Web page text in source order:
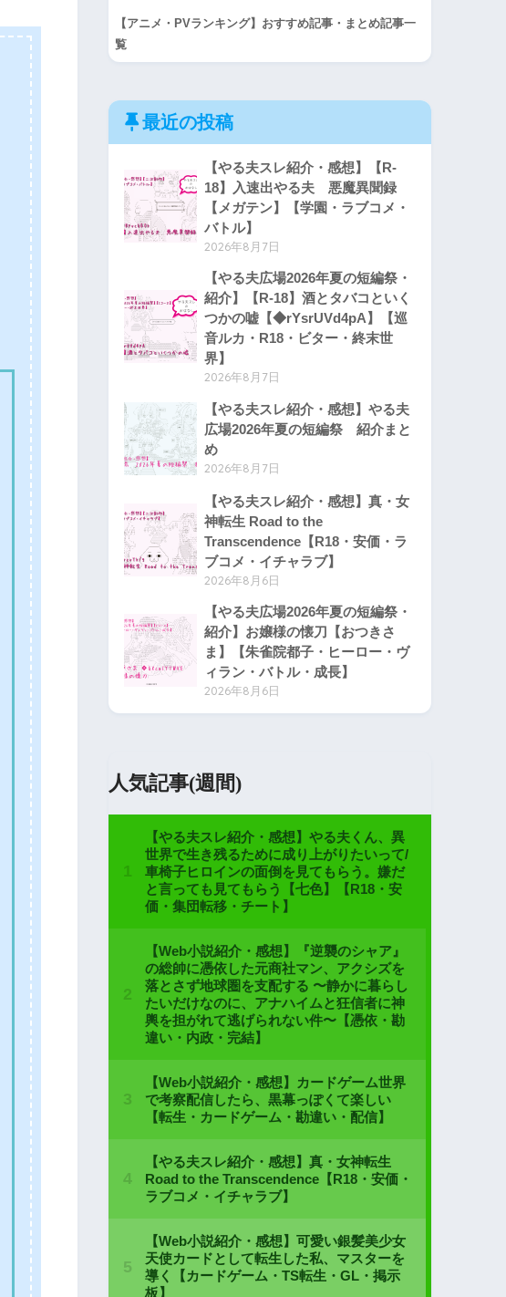
【アニメ・PVランキング】おすすめ記事・まとめ記事一
覧
最近の投稿
【やる夫スレ紹介・感想】【R-
18】入速出やる夫 悪魔異聞録
【メガテン】【学園・ラブコメ・
バトル】
2026年8月7日
【やる夫広場2026年夏の短編祭・
紹介】【R-18】酒とタバコといく
つかの嘘【◆rYsrUVd4pA】【巡
音ルカ・R18・ビター・終末世
界】
2026年8月7日
【やる夫スレ紹介・感想】やる夫
広場2026年夏の短編祭 紹介まと
め
2026年8月7日
【やる夫スレ紹介・感想】真・女
神転生 Road to the
Transcendence【R18・安価・ラ
ブコメ・イチャラブ】
2026年8月6日
【やる夫広場2026年夏の短編祭・
紹介】お嬢様の懐刀【おつきさ
ま】【朱雀院都子・ヒーロー・ヴ
ィラン・バトル・成長】
2026年8月6日
人気記事(週間)